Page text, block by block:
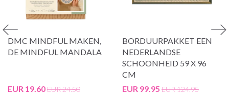
DMC MINDFUL MAKEN,
DE MINDFUL MANDALA
EUR 19.60EUR 24.50
BORDUURPAKKET EEN
NEDERLANDSE
SCHOONHEID 59 X 96
CM
EUR 99.95 EUR 124.95